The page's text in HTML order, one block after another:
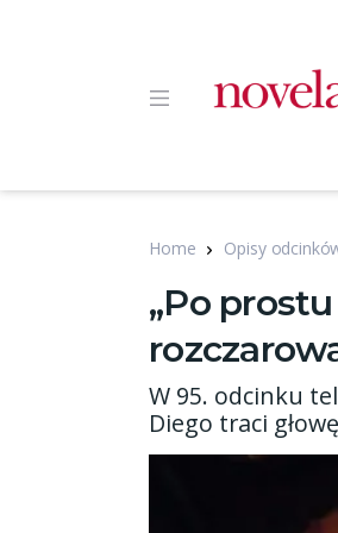
Home Opisy
„Po
W 95. odcinku
Diego traci